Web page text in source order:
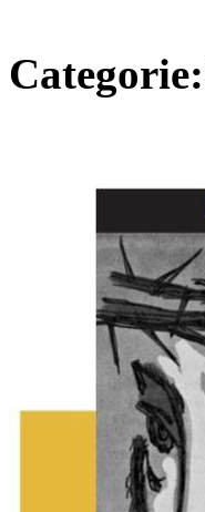
Categorie: